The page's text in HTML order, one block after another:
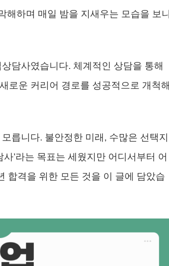
해하며 매일 밤을 지새우는 모습을 보니
담사였습니다. 체계적인 상담을 통해
로운 커리어 경로를 성공적으로 개척해
릅니다. 불안정한 미래, 수많은 선택지
’라는 목표는 세웠지만 어디서부터 어
합격을 위한 모든 것을 이 글에 담았습